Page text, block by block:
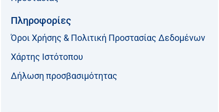
Πληροφορίες
Όροι Χρήσης & Πολιτική Προστασίας Δεδομένων
Χάρτης Ιστότοπου
Δήλωση προσβασιμότητας